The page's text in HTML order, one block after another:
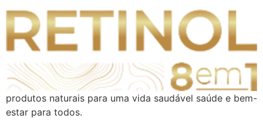
produtos naturais para uma vida saudável saúde e bem-
estar para todos.